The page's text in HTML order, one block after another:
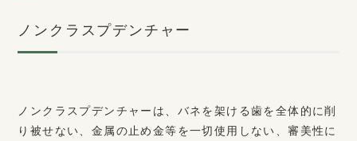
ノンクラスプデンチャー
ノンクラスプデンチャーは、バネを架ける歯を全体的に削
り被せない、金属の止め金等を一切使用しない、審美性に